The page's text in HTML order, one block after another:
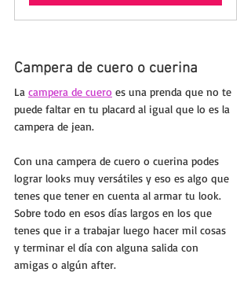
Campera de cuero o cuerina
La campera de cuero es una prenda que no te
puede faltar en tu placard al igual que lo es la
campera de jean.
Con una campera de cuero o cuerina podes
lograr looks muy versátiles y eso es algo que
tenes que tener en cuenta al armar tu look.
Sobre todo en esos días largos en los que
tenes que ir a trabajar luego hacer mil cosas
y terminar el día con alguna salida con
amigas o algún after.